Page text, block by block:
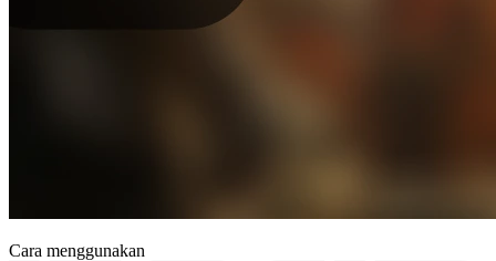
Cara menggunakan